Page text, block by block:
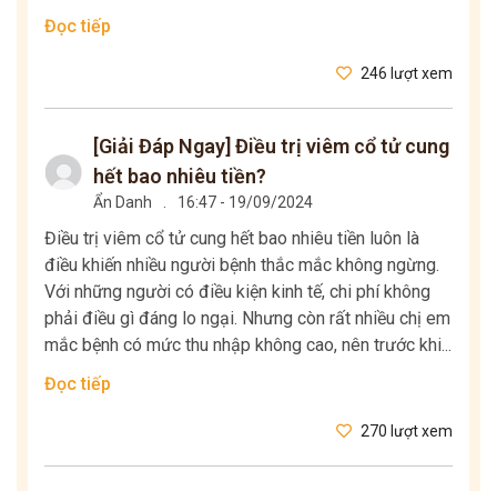
Đọc tiếp
246 lượt xem
[Giải Đáp Ngay] Điều trị viêm cổ tử cung
hết bao nhiêu tiền?
Ẩn Danh 16:47 - 19/09/2024
Điều trị viêm cổ tử cung hết bao nhiêu tiền luôn là
điều khiến nhiều người bệnh thắc mắc không ngừng.
Với những người có điều kiện kinh tế, chi phí không
phải điều gì đáng lo ngại. Nhưng còn rất nhiều chị em
mắc bệnh có mức thu nhập không cao, nên trước khi...
Đọc tiếp
270 lượt xem